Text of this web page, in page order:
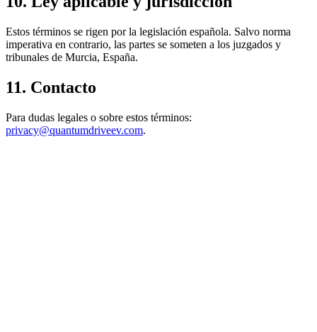
Estos términos se rigen por la legislación española. Salvo norma
imperativa en contrario, las partes se someten a los juzgados y
tribunales de Murcia, España.
11. Contacto
Para dudas legales o sobre estos términos:
privacy@quantumdriveev.com.